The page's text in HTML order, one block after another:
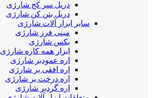
دریل سر کج شارژی
دریل بتن کن شارژی
سایر ابزار آلات شارژی
مینی فرز شارژی
بکس شارژی
ابزار همه کاره شارژی
اره عمودبر شارژی
اره افقی بر شارژی
اره درخت بر شارژی
اره گردبر شارژی